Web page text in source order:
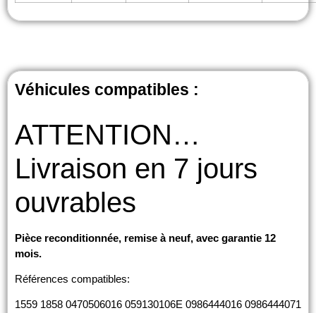
Véhicules compatibles :
ATTENTION…
Livraison en 7 jours
ouvrables
Pièce reconditionnée, remise à neuf, avec garantie 12
mois.
Références compatibles:
1559 1858 0470506016 059130106E 0986444016 0986444071